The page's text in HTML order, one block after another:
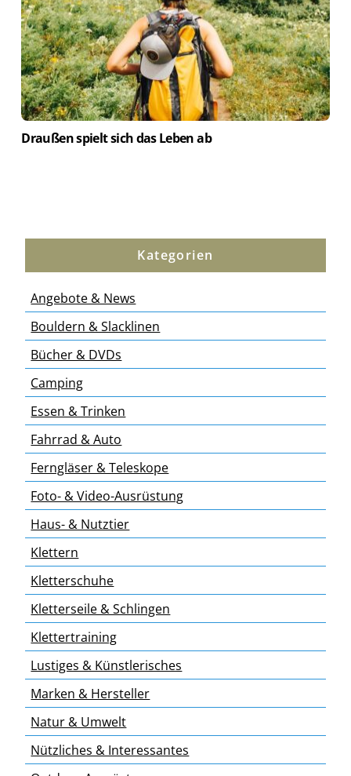
Draußen spielt sich das Leben ab
Kategorien
Angebote & News
Bouldern & Slacklinen
Bücher & DVDs
Camping
Essen & Trinken
Fahrrad & Auto
Ferngläser & Teleskope
Foto- & Video-Ausrüstung
Haus- & Nutztier
Klettern
Kletterschuhe
Kletterseile & Schlingen
Klettertraining
Lustiges & Künstlerisches
Marken & Hersteller
Natur & Umwelt
Nützliches & Interessantes
Top